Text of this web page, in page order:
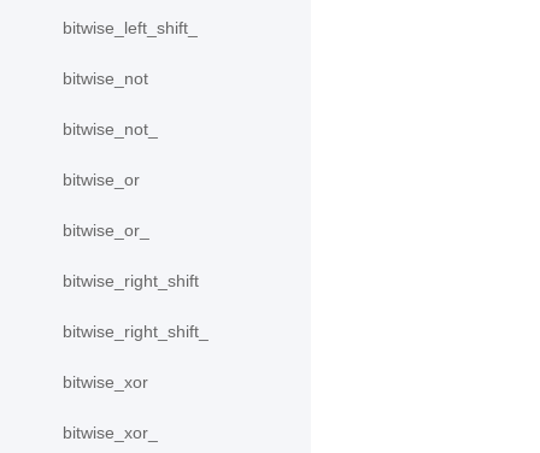
bitwise_left_shift_
bitwise_not
bitwise_not_
bitwise_or
bitwise_or_
bitwise_right_shift
bitwise_right_shift_
bitwise_xor
bitwise_xor_